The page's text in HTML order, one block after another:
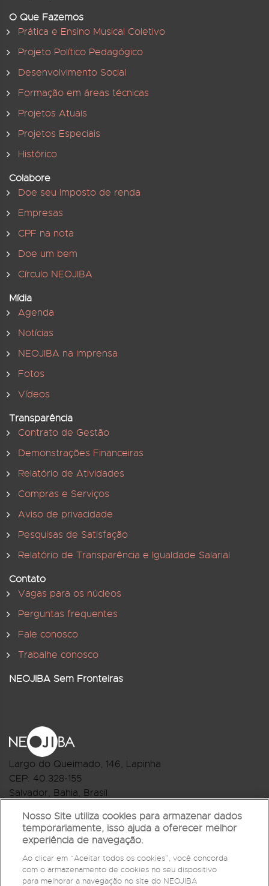
O Que Fazemos
Prática e Ensino Musical Coletivo
Projeto Político Pedagógico
Desenvolvimento Social
Formação em áreas técnicas
Projetos Atuais
Projetos Especiais
Histórico
Colabore
Doe seu Imposto de renda
Empresas
CPF na nota
Doe um bem
Círculo NEOJIBA
Mídia
Agenda
Notícias
NEOJIBA na imprensa
Fotos
Vídeos
Transparência
Contrato de Gestão
Demonstrações Financeiras
Relatório de Atividades
Compras e Serviços
Aviso de privacidade
Pesquisas de Satisfação
Relatório de Transparência e Igualdade Salarial
Contato
Vagas para os núcleos
Perguntas frequentes
Fale conosco
Trabalhe conosco
NEOJIBA Sem Fronteiras
Largo do Queimado, 146, Lapinha
CEP: 40.328-155
Salvador, Bahia, Brasil
R.Monte Castelo Nº 62, Bairro Barbalho
CEP: 40.301-210
Salvador, Bahia, Brasil
Telefone:(71) 3032-1073
Nosso Site utiliza cookies para armazenar dados
temporariamente, isso ajuda a oferecer melhor
experiência de navegação.
Ao clicar em “Aceitar todos os cookies”, você concorda
com o armazenamento de cookies no seu dispositivo
para melhorar a navegação no site do NEOJIBA